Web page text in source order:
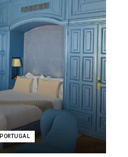
PORTUGAL